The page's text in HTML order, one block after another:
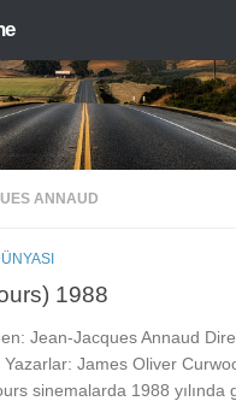
ANNAUD
1988
Jean-Jacques Annaud
Yazarlar: James Oliver
sinemalarda 1988 yılında